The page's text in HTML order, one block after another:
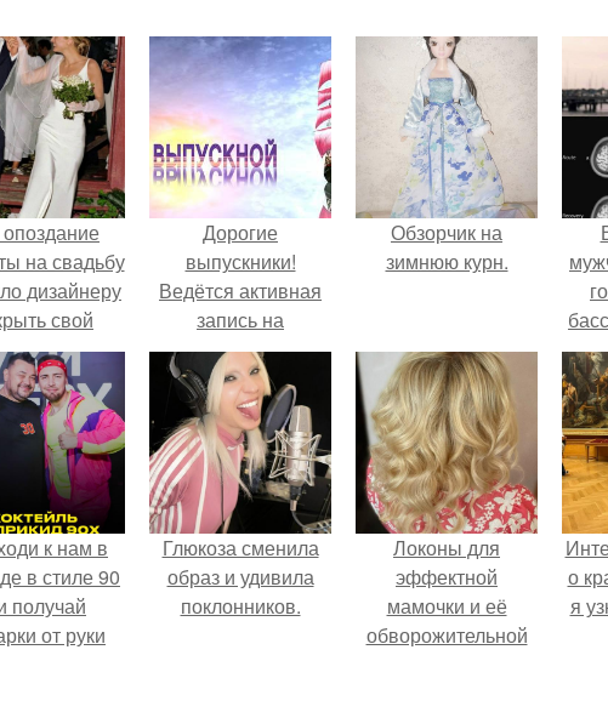
опоздание
на свадьбу
дизайнеру
свой
бренд.
Дорогие
выпускники!
Ведётся активная
запись на
выпускной -
профессиональный
макияж, причёску.
Обзорчик на
зимнюю курн.
к нам в
в стиле 90
получай
от руки
Глюкоза сменила
образ и удивила
поклонников.
Локоны для
эффектной
мамочки и её
обворожительной
о
я